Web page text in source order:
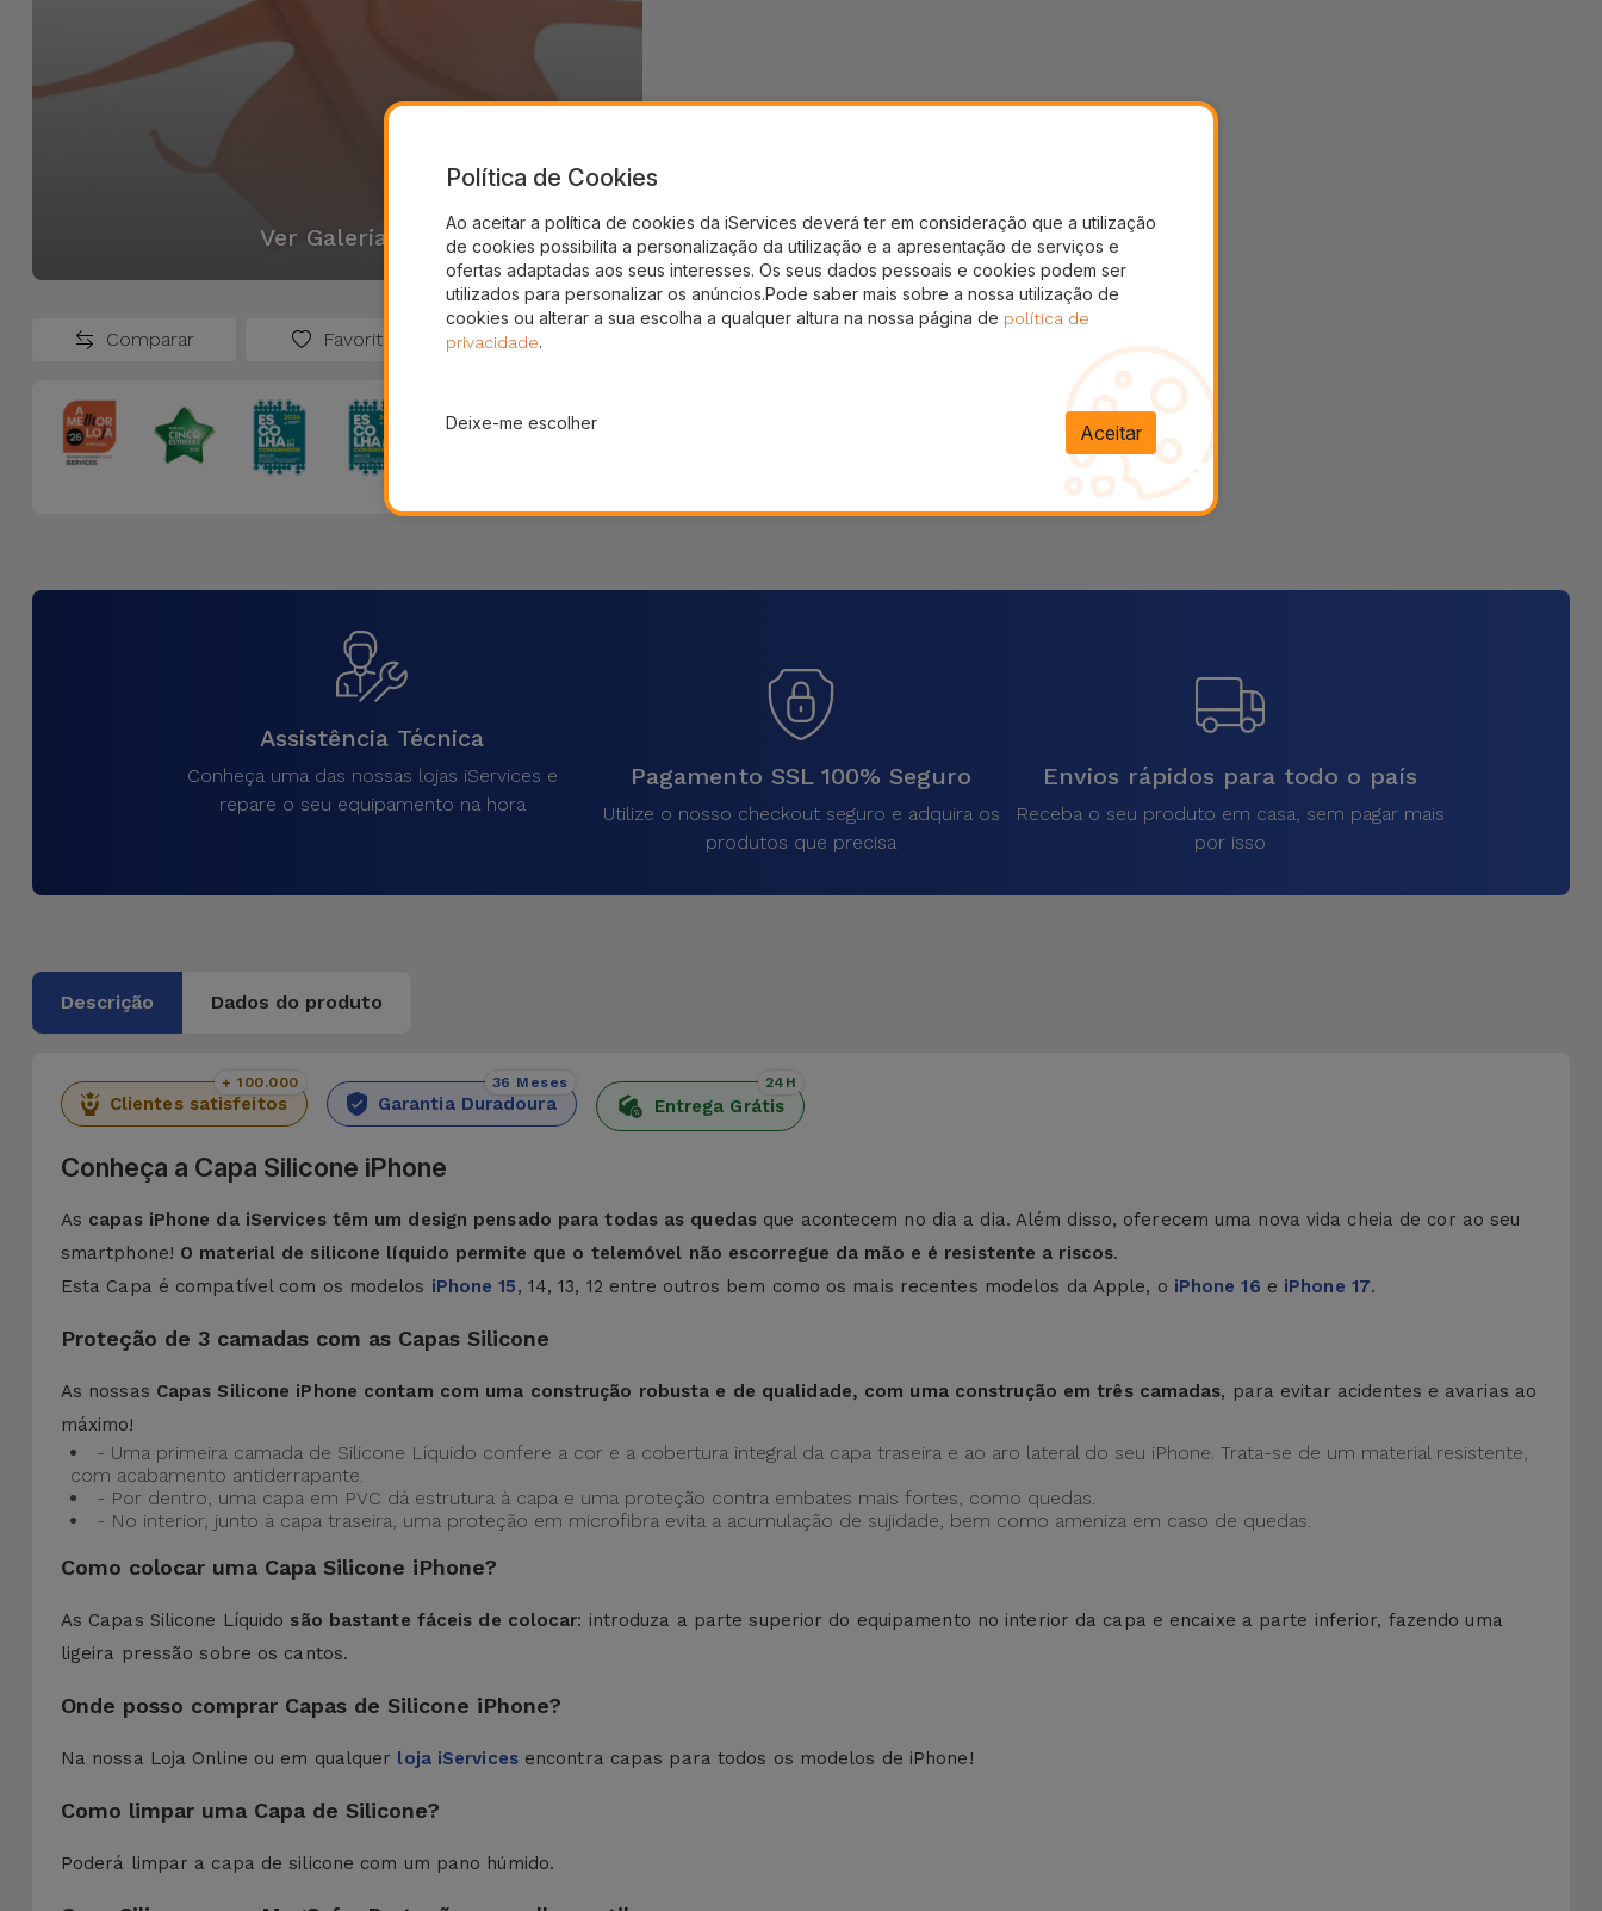
Ver Galeria
Comparar Favoritos
Assistência Técnica
Conheça uma das nossas lojas iServices e
repare o seu equipamento na hora
Pagamento SSL 100% Seguro
Utilize o nosso checkout seguro e adquira os
produtos que precisa
Envios rápidos para todo o país
Receba o seu produto em casa, sem pagar mais
por isso
Descrição Dados do produto
Clientes satisfeitos
+ 100.000
Garantia Duradoura
36 Meses
Entrega Grátis
24H
Conheça a Capa Silicone iPhone
As capas iPhone da iServices têm um design pensado para todas as quedas que acontecem no dia a dia. Além disso, oferecem uma nova vida cheia de cor ao seu
smartphone! O material de silicone líquido permite que o telemóvel não escorregue da mão e é resistente a riscos.
Esta Capa é compatível com os modelos iPhone 15, 14, 13, 12 entre outros bem como os mais recentes modelos da Apple, o iPhone 16 e iPhone 17.
Proteção de 3 camadas com as Capas Silicone
As nossas Capas Silicone iPhone contam com uma construção robusta e de qualidade, com uma construção em três camadas, para evitar acidentes e avarias ao
máximo!
- Uma primeira camada de Silicone Líquido confere a cor e a cobertura integral da capa traseira e ao aro lateral do seu iPhone. Trata-se de um material resistente,
com acabamento antiderrapante.
- Por dentro, uma capa em PVC dá estrutura à capa e uma proteção contra embates mais fortes, como quedas.
- No interior, junto à capa traseira, uma proteção em microfibra evita a acumulação de sujidade, bem como ameniza em caso de quedas.
Como colocar uma Capa Silicone iPhone?
As Capas Silicone Líquido são bastante fáceis de colocar: introduza a parte superior do equipamento no interior da capa e encaixe a parte inferior, fazendo uma
ligeira pressão sobre os cantos.
Onde posso comprar Capas de Silicone iPhone?
Na nossa Loja Online ou em qualquer loja iServicesencontra capas para todos os modelos de iPhone!
Como limpar uma Capa de Silicone?
Poderá limpar a capa de silicone com um pano húmido.
Política de Cookies
Ao aceitar a política de cookies da iServices deverá ter em consideração que a utilização
de cookies possibilita a personalização da utilização e a apresentação de serviços e
ofertas adaptadas aos seus interesses. Os seus dados pessoais e cookies podem ser
utilizados para personalizar os anúncios.Pode saber mais sobre a nossa utilização de
cookies ou alterar a sua escolha a qualquer altura na nossa página de política de
privacidade.
Deixe-me escolher Aceitar